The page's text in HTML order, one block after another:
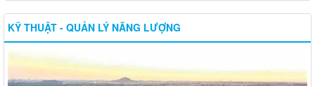
KỸ THUẬT - QUẢN LÝ NĂNG LƯỢNG